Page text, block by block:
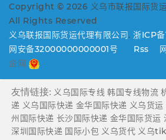
Copyright © 2026 义乌市联报国际货
All Rights Reserved
义乌联报国际货运代理有限公司. 浙ICP
网安备32000000000001号
Rss
企网
友情链接: 义乌国际专线 韩国专线物流
递 义乌国际快递 金华国际快递 义乌货运
州国际快递 长沙国际快递 金华国际货运
深圳国际快递 国际小包 义乌货代 义乌